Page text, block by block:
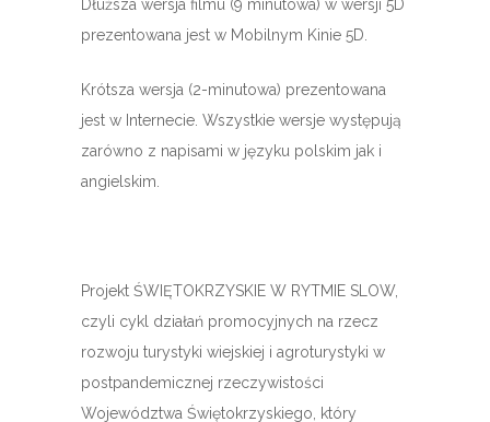
Dłuższa wersja filmu (9 minutowa) w wersji 5D
prezentowana jest w Mobilnym Kinie 5D.
Krótsza wersja (2-minutowa) prezentowana
jest w Internecie. Wszystkie wersje występują
zarówno z napisami w języku polskim jak i
angielskim.
Projekt ŚWIĘTOKRZYSKIE W RYTMIE SLOW,
czyli cykl działań promocyjnych na rzecz
rozwoju turystyki wiejskiej i agroturystyki w
postpandemicznej rzeczywistości
Województwa Świętokrzyskiego, który